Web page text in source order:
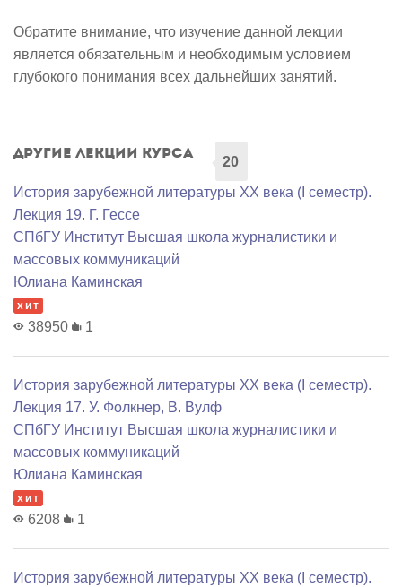
Обратите внимание, что изучение данной лекции
является обязательным и необходимым условием
глубокого понимания всех дальнейших занятий.
Другие лекции курса
20
История зарубежной литературы XX века (I семестр).
Лекция 19. Г. Гессе
СПбГУ Институт Высшая школа журналистики и
массовых коммуникаций
Юлиана Каминская
хит
38950 1
История зарубежной литературы XX века (I семестр).
Лекция 17. У. Фолкнер, В. Вулф
СПбГУ Институт Высшая школа журналистики и
массовых коммуникаций
Юлиана Каминская
хит
6208 1
История зарубежной литературы XX века (I семестр).